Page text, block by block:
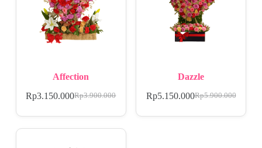
Affection
Rp3.900.000
Rp3.150.000
Dazzle
Rp5.900.000
Rp5.150.000